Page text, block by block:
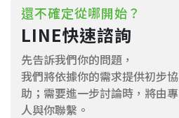
還不確定從哪開始？
LINE快速諮詢
先告訴我們你的問題，
我們將依據你的需求提供初步協
助；需要進一步討論時，將由專
人與你聯繫。